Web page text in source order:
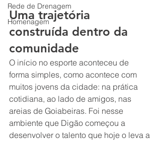
Rede de Drenagem
Homenagem
Uma trajetória
construída dentro da
comunidade
O início no esporte aconteceu de
forma simples, como acontece com
muitos jovens da cidade: na prática
cotidiana, ao lado de amigos, nas
areias de Goiabeiras. Foi nesse
ambiente que Digão começou a
desenvolver o talento que hoje o leva a